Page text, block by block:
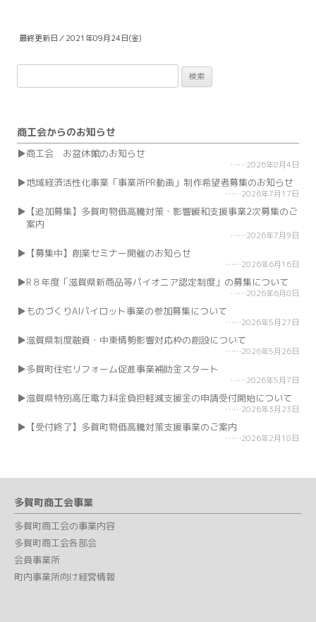
最終更新日／2021年09月24日(金)
索:
商工会からのお知らせ
商工会 お盆休館のお知らせ
2026年8月4日
地域経済活性化事業「事業所PR動画」制作希望者募集のお知らせ
2026年7月17日
【追加募集】多賀町物価高騰対策・影響緩和支援事業2次募集のご
案内
2026年7月9日
【募集中】創業セミナー開催のお知らせ
2026年6月16日
R８年度「滋賀県新商品等パイオニア認定制度」の募集について
2026年6月8日
ものづくりAIパイロット事業の参加募集について
2026年5月27日
滋賀県制度融資・中東情勢影響対応枠の創設について
2026年5月26日
多賀町住宅リフォーム促進事業補助金スタート
2026年5月7日
滋賀県特別高圧電力料金負担軽減支援金の申請受付開始について
2026年3月23日
【受付終了】多賀町物価高騰対策支援事業のご案内
2026年2月18日
多賀町商工会事業
多賀町商工会の事業内容
多賀町商工会各部会
会員事業所
町内事業所向け経営情報